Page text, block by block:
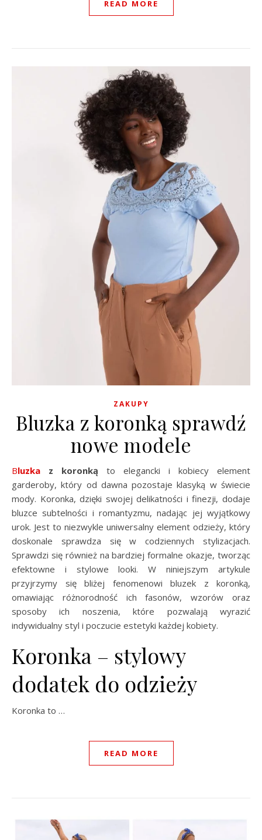
READ MORE
ZAKUPY
Bluzka z koronką sprawdź
nowe modele
Bluzka z koronką to elegancki i kobiecy element
garderoby, który od dawna pozostaje klasyką w świecie
mody. Koronka, dzięki swojej delikatności i finezji, dodaje
bluzce subtelności i romantyzmu, nadając jej wyjątkowy
urok. Jest to niezwykle uniwersalny element odzieży, który
doskonale sprawdza się w codziennych stylizacjach.
Sprawdzi się również na bardziej formalne okazje, tworząc
efektowne i stylowe looki. W niniejszym artykule
przyjrzymy się bliżej fenomenowi bluzek z koronką,
omawiając różnorodność ich fasonów, wzorów oraz
sposoby ich noszenia, które pozwalają wyrazić
indywidualny styl i poczucie estetyki każdej kobiety.
Koronka – stylowy
dodatek do odzieży
Koronka to …
READ MORE